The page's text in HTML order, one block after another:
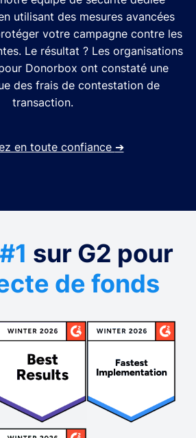
utilisant des mesures avancées
votre campagne contre les
Le résultat ? Les organisations
Donorbox ont constaté une
des frais de contestation de
transaction.
en toute confiance ➔
#1 sur G2 pour
de fonds